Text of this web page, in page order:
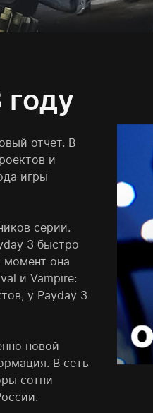
отчет. В
и
игры
серии.
3 быстро
момент она
и Vampire:
у Payday 3
новой
В сеть
сотни